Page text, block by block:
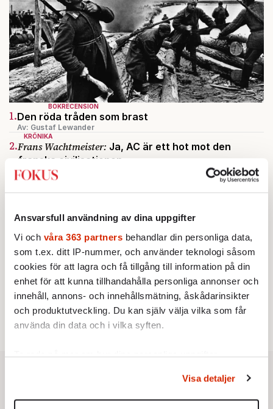
Ansvarsfull användning av dina uppgifter
Vi och våra 363 partners behandlar din personliga data,
som t.ex. ditt IP-nummer, och använder teknologi såsom
cookies för att lagra och få tillgång till information på din
enhet för att kunna tillhandahålla personliga annonser och
innehåll, annons- och innehållsmätning, åskådarinsikter
och produktutveckling. Du kan själv välja vilka som får
använda din data och i vilka syften.
Ta reda på mer om hur dina personliga uppgifter
Du kan ändra eller dra tillbaka ditt samtycke när som
helst från cookie-förklaringen.
Visa detaljer
BOKRECENSION
1.Den röda tråden som brast
Av: Gustaf Lewander
KRÖNIKA
2.Frans Wachtmeister: Ja, AC är ett hot mot den
franska civilisationen
STICKET
3.Bitte Assarmo:
Sagan om den lågbegåvade
ursprungsbefolkningen i Filipstad
4.Nina Lekander:På ”Kommunisthögskolan” drömde
INRIKES
5.Vattenbristen är här – men var femte liter läcker
ut
KRÖNIKA
6.Sakine Madon:Efter islamistdådet oroar sig
vänstern för Agnes Wold